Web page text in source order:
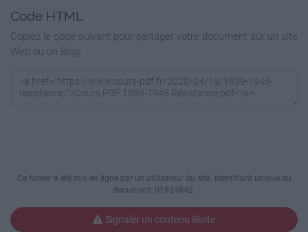
1975
Le passe‐montagne ‐ Part 1
https://multiup.org/download/
Le père tranquille
Code HTML
Copiez le code suivant pour partager votre document sur un site
Web ou un Blog:
Ce fichier a été mis en ligne par un utilisateur du site. Identifiant unique du
document: 01934842.
Signaler un contenu illicite